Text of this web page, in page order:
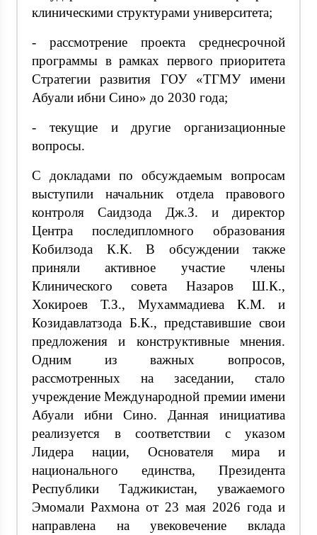
клиническими структурами университета;
- рассмотрение проекта среднесрочной
программы в рамках первого приоритета
Стратегии развития ГОУ «ТГМУ имени
Абуали ибни Сино» до 2030 года;
- текущие и другие организационные
вопросы.
С докладами по обсуждаемым вопросам
выступили начальник отдела правового
контроля Саидзода Дж.З. и директор
Центра последипломного образования
Кобилзода К.К. В обсуждении также
приняли активное участие члены
Клинического совета Назаров Ш.К.,
Хокироев Т.З., Мухаммадиева К.М. и
Козидавлатзода Б.К., представившие свои
предложения и конструктивные мнения.
Одним из важных вопросов,
рассмотренных на заседании, стало
учреждение Международной премии имени
Абуали ибни Сино. Данная инициатива
реализуется в соответствии с указом
Лидера нации, Основателя мира и
национального единства, Президента
Республики Таджикистан, уважаемого
Эмомали Рахмона от 23 мая 2026 года и
направлена на увековечение вклада